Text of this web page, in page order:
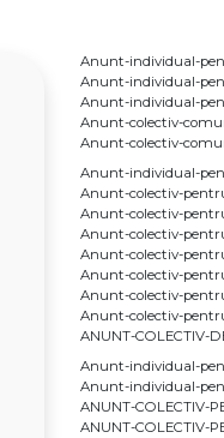
Anunt-individual-
Anunt-individual-
Anunt-individual-
Anunt-colectiv-
Anunt-colectiv-
Anunt-individual-
Anunt-colectiv-
Anunt-colectiv-
Anunt-colectiv-
Anunt-colectiv-
Anunt-colectiv-
Anunt-colectiv-
Anunt-colectiv-
ANUNT-COLECTIV-
Anunt-individual-
Anunt-individual-
ANUNT-COLECTIV-
ANUNT-COLECTIV-